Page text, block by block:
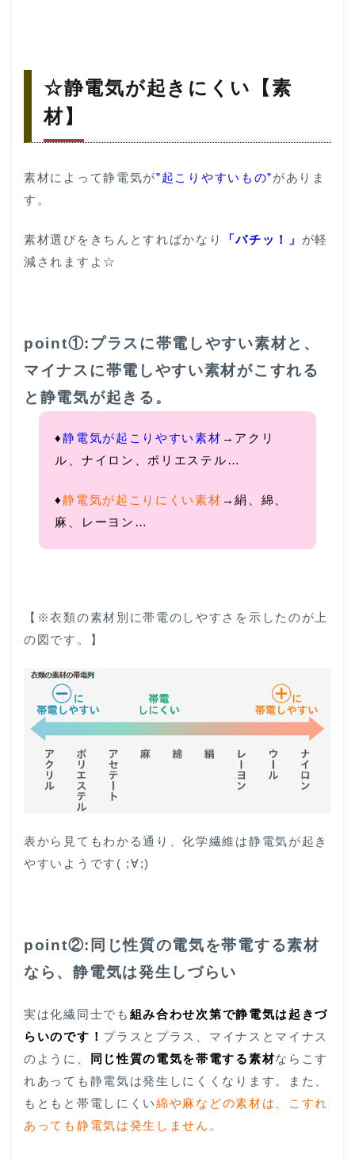
オ
ス
ス
メ
電
気
防
コ
ー
デ
と
め
☆静電気が起きにくい【素
材】
素材によって静電気が”起こりやすいもの”がありま
す。
素材選びをきちんとすればかなり 「バチッ！」 が軽
減されますよ☆
point①:プラスに帯電しやすい素材と、
マイナスに帯電しやすい素材がこすれる
と静電気が起きる。
♦静電気が起こりやすい素材 →アクリ
ル、ナイロン、ポリエステル…
♦静電気が起こりにくい素材 →絹、綿、
麻、レーヨン…
【※衣類の素材別に帯電のしやすさを示したのが上
の図です。】
表から見てもわかる通り、化学繊維は静電気が起き
やすいようです( ;∀;)
point②:同じ性質の電気を帯電する素材
なら、静電気は発生しづらい
実は化繊同士でも 組み合わせ次第で静電気は起きづ
らいのです！ プラスとプラス、マイナスとマイナス
のように、
同じ性質の電気を帯電する素材ならこす
れあっても静電気は発生しにくくなります。また、
もともと帯電しにくい綿や麻などの素材は、こすれ
あっても静電気は発生しません。